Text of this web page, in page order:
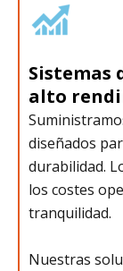
alto
diseñados
durabilidad.
los costes
tranquilidad.
Nuestras